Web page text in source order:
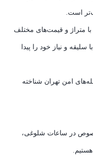
است.
با متراژ و قیمت‌های مختلف
و نیاز خود را پیدا
امن تهران شناخته
در ساعات شلوغی،